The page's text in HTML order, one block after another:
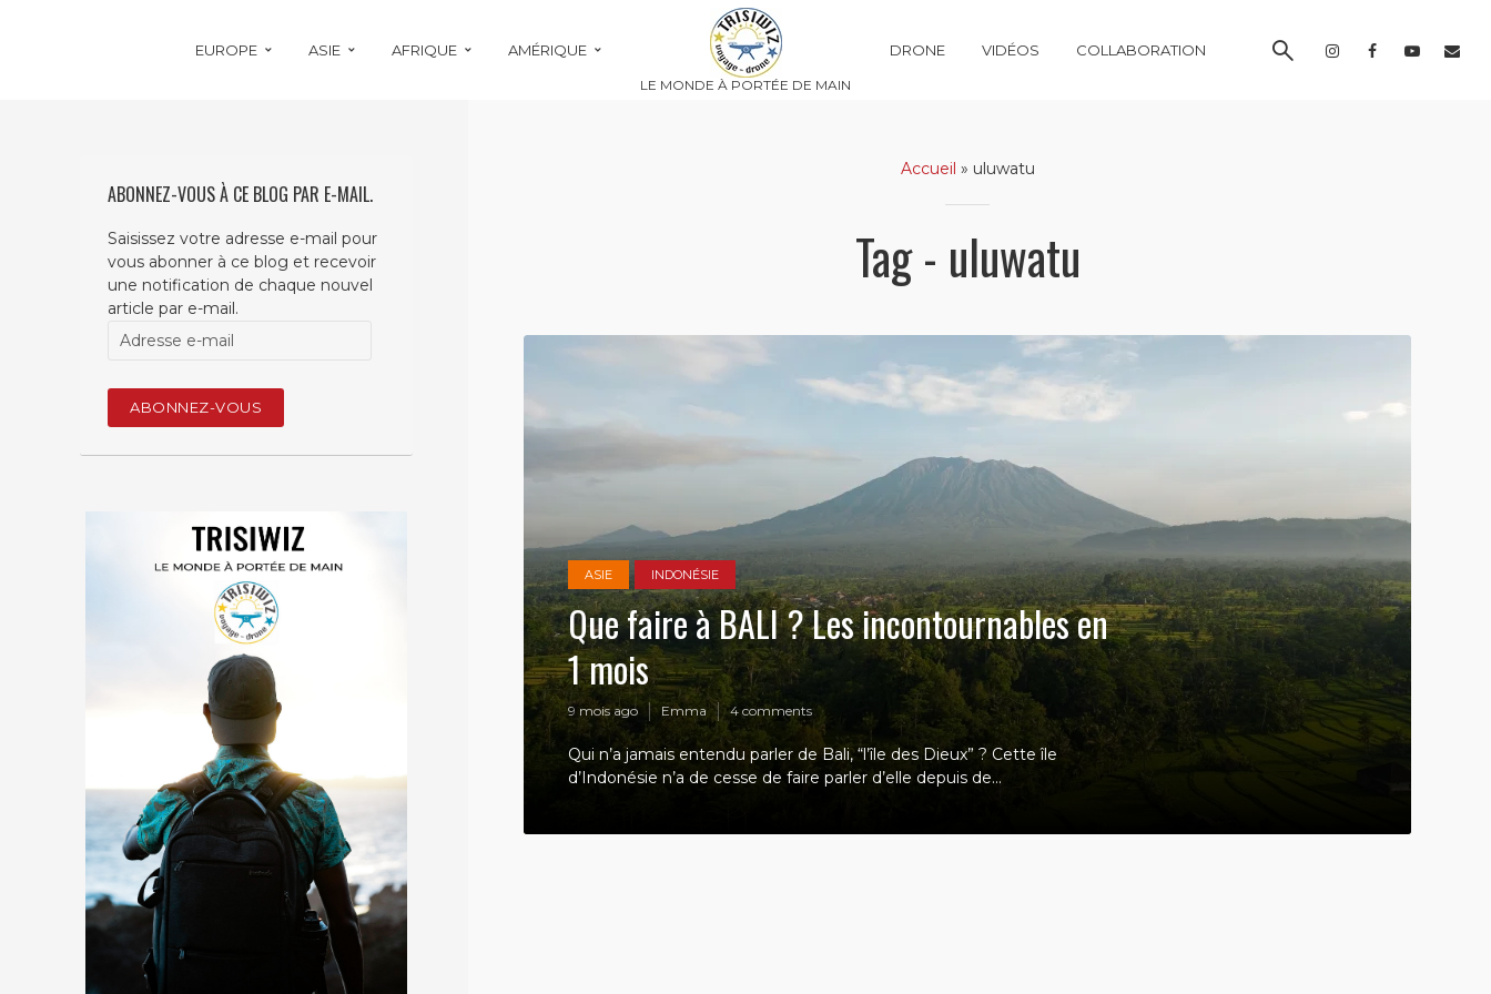
EUROPE ASIE AFRIQUE AMÉRIQUE
LE MONDE À PORTÉE DE MAIN
DRONE VIDÉOS COLLABORATION
ABONNEZ-VOUS À CE BLOG PAR E-MAIL.
Saisissez votre adresse e-mail pour
vous abonner à ce blog et recevoir
une notification de chaque nouvel
article par e-mail.
Adresse
e-
ABONNEZ-VOUS
Accueil » uluwatu
Tag - uluwatu
ASIE INDONÉSIE
Que faire à BALI ? Les incontournables en
1 mois
9 mois ago Emma 4 comments
Qui n’a jamais entendu parler de Bali, “l’île des Dieux” ? Cette île
d’Indonésie n’a de cesse de faire parler d’elle depuis de...